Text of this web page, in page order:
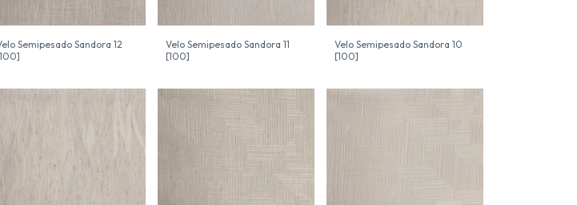
Semipesado Sandora 12
Velo Semipesado Sandora 11
[100]
Velo Semipesado Sandora 10
[100]